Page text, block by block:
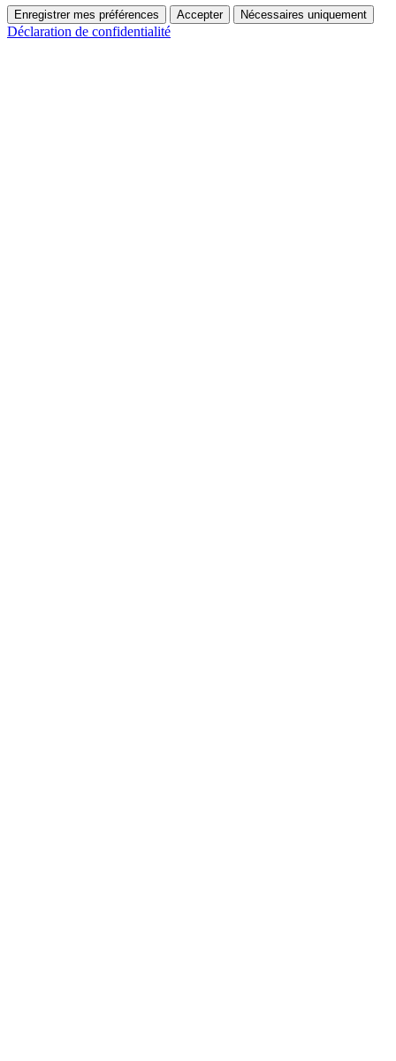
Enregistrer mes préférences Accepter Nécessaires uniquement
Déclaration de confidentialité